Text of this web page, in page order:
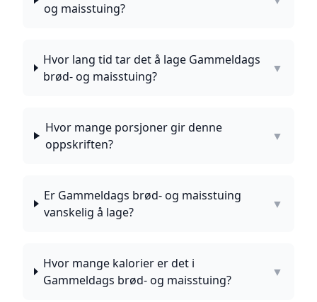
og maisstuing?
Hvor lang tid tar det å lage Gammeldags
brød- og maisstuing?
▼
Hvor mange porsjoner gir denne
oppskriften?
▼
Er Gammeldags brød- og maisstuing
vanskelig å lage?
▼
Hvor mange kalorier er det i
Gammeldags brød- og maisstuing?
▼